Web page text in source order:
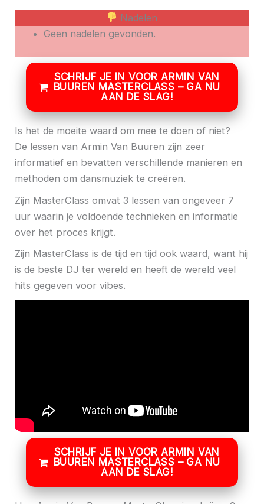
Nadelen
Geen nadelen gevonden.
SCHRIJF JE IN VOOR ARMIN VAN
BUUREN MASTERCLASS – GA NU
AAN DE SLAG!
Is het de moeite waard om mee te doen of niet?
De lessen van Armin Van Buuren zijn zeer
informatief en bevatten verschillende manieren en
methoden om dansmuziek te creëren.
Zijn MasterClass omvat 3 lessen van ongeveer 7
uur waarin je voldoende technieken en informatie
over het proces krijgt.
Zijn MasterClass is de tijd en tijd ook waard, want hij
is de beste DJ ter wereld en heeft de wereld veel
hits gegeven voor vibes.
SCHRIJF JE IN VOOR ARMIN VAN
BUUREN MASTERCLASS – GA NU
AAN DE SLAG!